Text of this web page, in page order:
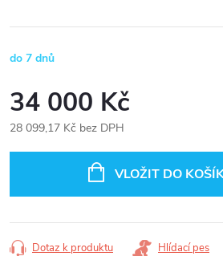
do 7 dnů
34 000 Kč
28 099,17 Kč bez DPH
VLOŽIT DO
Dotaz k produktu Hlídací pes